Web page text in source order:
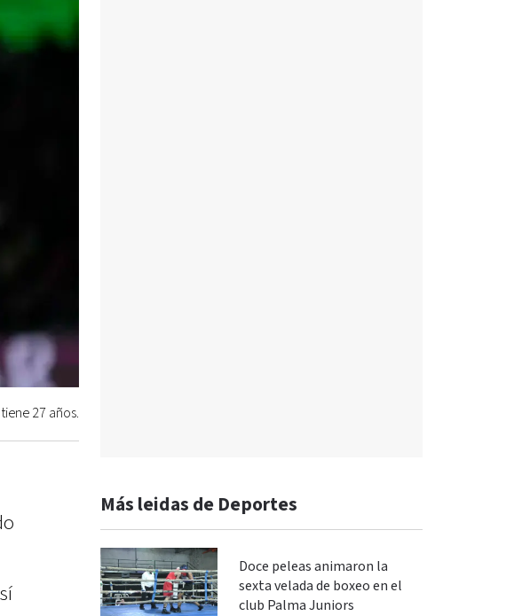
27 años.
Más leidas de Deportes
Doce peleas animaron la
sexta velada de boxeo en el
club Palma Juniors